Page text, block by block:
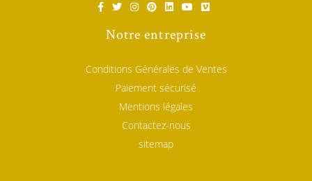
Notre entreprise
Conditions Générales de Ventes
Paiement sécurisé
Mentions légales
Contactez-nous
sitemap